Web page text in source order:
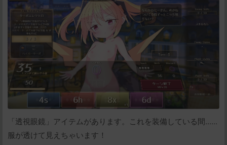
「透視眼鏡」アイテムがあります。これを装備している間......
服が透けて見えちゃいます！